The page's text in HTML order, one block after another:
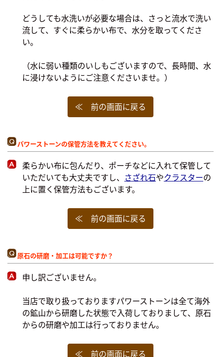
どうしても水洗いが必要な場合は、さっと流水で洗い
流して、すぐに柔らかい布で、水分を取ってくださ
い。
（水に弱い種類のいしもございますので、長時間、水
に浸けないようにご注意くださいませ。）
≪ 前の画面に戻る
パワーストーンの保管方法を教えてください。
柔らかい布に包んだり、ポーチなどに入れて保管して
いただいても大丈夫ですし、 さざれ石やクラスターの
上に置く保管方法もございます。
≪ 前の画面に戻る
原石の研磨・加工は可能ですか？
申し訳ございません。
当店で取り扱っておりますパワーストーンは全て海外
の鉱山から研磨した状態で入荷しておりまして、原石
からの研磨や加工は行っておりません。
≪ 前の画面に戻る